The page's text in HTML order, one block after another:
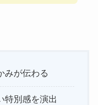
みが伝わる
特別感を演出